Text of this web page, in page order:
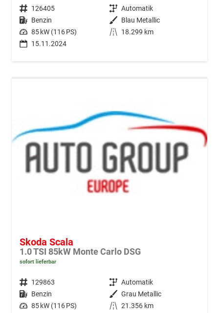
Fahrzeugnr. 126405 Getriebe Automatik
Kraftstoff Benzin Außenfarbe Blau Metallic
Leistung 85 kW (116 PS) Kilometerstand
18.299 km
15.11.2024
Skoda Scala
1.0 TSI 85kW Monte Carlo DSG
sofort lieferbar
Fahrzeugnr. 129863 Getriebe Automatik
Kraftstoff Benzin Außenfarbe Grau Metallic
Leistung 85 kW (116 PS) Kilometerstand 21.356 km